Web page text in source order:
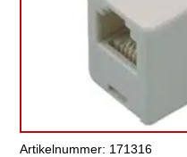
Artikelnummer: 171316